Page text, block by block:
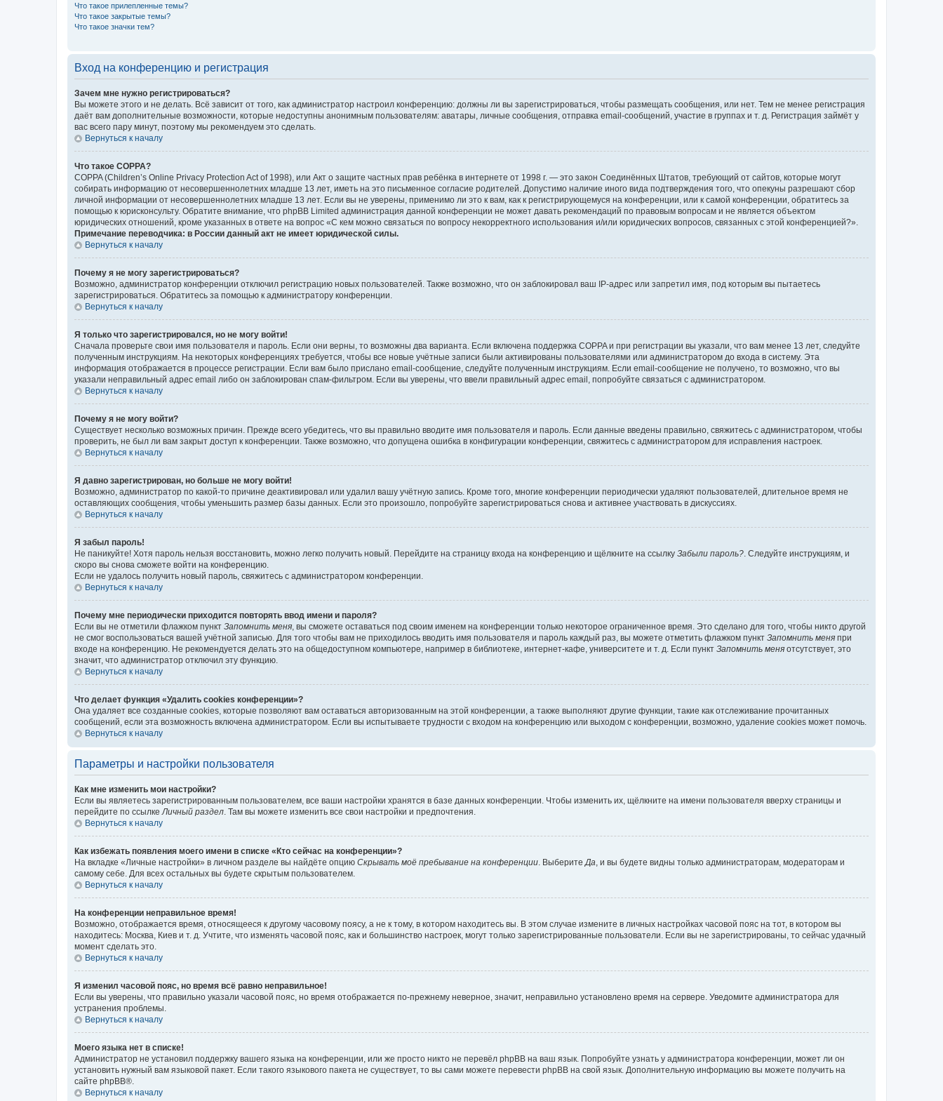
Что такое прилепленные темы?
Что такое закрытые темы?
Что такое значки тем?
Вход на конференцию и регистрация
Зачем мне нужно регистрироваться?
Вы можете этого и не делать. Всё зависит от того, как администратор настроил конференцию: должны ли вы зарегистрироваться, чтобы размещать сообщения, или нет. Тем не менее регистрация
даёт вам дополнительные возможности, которые недоступны анонимным пользователям: аватары, личные сообщения, отправка email-сообщений, участие в группах и т. д. Регистрация займёт у
вас всего пару минут, поэтому мы рекомендуем это сделать.
Вернуться к началу
Что такое COPPA?
COPPA (Children’s Online Privacy Protection Act of 1998), или Акт о защите частных прав ребёнка в интернете от 1998 г. — это закон Соединённых Штатов, требующий от сайтов, которые могут
собирать информацию от несовершеннолетних младше 13 лет, иметь на это письменное согласие родителей. Допустимо наличие иного вида подтверждения того, что опекуны разрешают сбор
личной информации от несовершеннолетних младше 13 лет. Если вы не уверены, применимо ли это к вам, как к регистрирующемуся на конференции, или к самой конференции, обратитесь за
помощью к юрисконсульту. Обратите внимание, что phpBB Limited администрация данной конференции не может давать рекомендаций по правовым вопросам и не является объектом
юридических отношений, кроме указанных в ответе на вопрос «С кем можно связаться по вопросу некорректного использования и/или юридических вопросов, связанных с этой конференцией?».
Примечание переводчика: в России данный акт не имеет юридической силы.
Вернуться к началу
Почему я не могу зарегистрироваться?
Возможно, администратор конференции отключил регистрацию новых пользователей. Также возможно, что он заблокировал ваш IP-адрес или запретил имя, под которым вы пытаетесь
зарегистрироваться. Обратитесь за помощью к администратору конференции.
Вернуться к началу
Я только что зарегистрировался, но не могу войти!
Сначала проверьте свои имя пользователя и пароль. Если они верны, то возможны два варианта. Если включена поддержка COPPA и при регистрации вы указали, что вам менее 13 лет, следуйте
полученным инструкциям. На некоторых конференциях требуется, чтобы все новые учётные записи были активированы пользователями или администратором до входа в систему. Эта
информация отображается в процессе регистрации. Если вам было прислано email-сообщение, следуйте полученным инструкциям. Если email-сообщение не получено, то возможно, что вы
указали неправильный адрес email либо он заблокирован спам-фильтром. Если вы уверены, что ввели правильный адрес email, попробуйте связаться с администратором.
Вернуться к началу
Почему я не могу войти?
Существует несколько возможных причин. Прежде всего убедитесь, что вы правильно вводите имя пользователя и пароль. Если данные введены правильно, свяжитесь с администратором, чтобы
проверить, не был ли вам закрыт доступ к конференции. Также возможно, что допущена ошибка в конфигурации конференции, свяжитесь с администратором для исправления настроек.
Вернуться к началу
Я давно зарегистрирован, но больше не могу войти!
Возможно, администратор по какой-то причине деактивировал или удалил вашу учётную запись. Кроме того, многие конференции периодически удаляют пользователей, длительное время не
оставляющих сообщения, чтобы уменьшить размер базы данных. Если это произошло, попробуйте зарегистрироваться снова и активнее участвовать в дискуссиях.
Вернуться к началу
Я забыл пароль!
Не паникуйте! Хотя пароль нельзя восстановить, можно легко получить новый. Перейдите на страницу входа на конференцию и щёлкните на ссылку Забыли пароль?. Следуйте инструкциям, и
скоро вы снова сможете войти на конференцию.
Если не удалось получить новый пароль, свяжитесь с администратором конференции.
Вернуться к началу
Почему мне периодически приходится повторять ввод имени и пароля?
Если вы не отметили флажком пункт Запомнить меня, вы сможете оставаться под своим именем на конференции только некоторое ограниченное время. Это сделано для того, чтобы никто другой
не смог воспользоваться вашей учётной записью. Для того чтобы вам не приходилось вводить имя пользователя и пароль каждый раз, вы можете отметить флажком пункт Запомнить меня при
входе на конференцию. Не рекомендуется делать это на общедоступном компьютере, например в библиотеке, интернет-кафе, университете и т. д. Если пункт Запомнить меня отсутствует, это
значит, что администратор отключил эту функцию.
Вернуться к началу
Что делает функция «Удалить cookies конференции»?
Она удаляет все созданные cookies, которые позволяют вам оставаться авторизованным на этой конференции, а также выполняют другие функции, такие как отслеживание прочитанных
сообщений, если эта возможность включена администратором. Если вы испытываете трудности с входом на конференцию или выходом с конференции, возможно, удаление cookies может помочь.
Вернуться к началу
Параметры и настройки пользователя
Как мне изменить мои настройки?
Если вы являетесь зарегистрированным пользователем, все ваши настройки хранятся в базе данных конференции. Чтобы изменить их, щёлкните на имени пользователя вверху страницы и
перейдите по ссылкеЛичный раздел. Там вы можете изменить все свои настройки и предпочтения.
Вернуться к началу
Как избежать появления моего имени в списке «Кто сейчас на конференции»?
На вкладке «Личные настройки» в личном разделе вы найдёте опцию Скрывать моё пребывание на конференции. ВыберитеДа, и вы будете видны только администраторам, модераторам и
самому себе. Для всех остальных вы будете скрытым пользователем.
Вернуться к началу
На конференции неправильное время!
Возможно, отображается время, относящееся к другому часовому поясу, а не к тому, в котором находитесь вы. В этом случае измените в личных настройках часовой пояс на тот, в котором вы
находитесь: Москва, Киев и т. д. Учтите, что изменять часовой пояс, как и большинство настроек, могут только зарегистрированные пользователи. Если вы не зарегистрированы, то сейчас удачный
момент сделать это.
Вернуться к началу
Я изменил часовой пояс, но время всё равно неправильное!
Если вы уверены, что правильно указали часовой пояс, но время отображается по-прежнему неверное, значит, неправильно установлено время на сервере. Уведомите администратора для
устранения проблемы.
Вернуться к началу
Моего языка нет в списке!
Администратор не установил поддержку вашего языка на конференции, или же просто никто не перевёл phpBB на ваш язык. Попробуйте узнать у администратора конференции, может ли он
установить нужный вам языковой пакет. Если такого языкового пакета не существует, то вы сами можете перевести phpBB на свой язык. Дополнительную информацию вы можете получить на
сайте phpBB®.
Вернуться к началу